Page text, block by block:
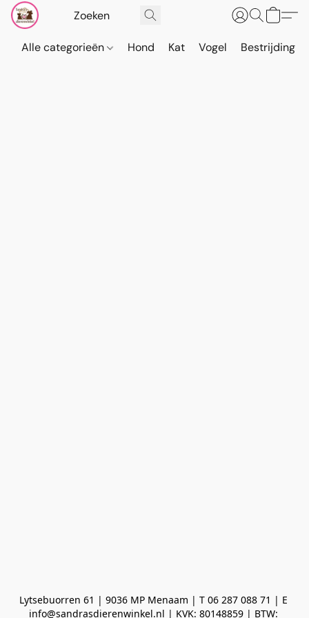
Alle categorieën Hond Kat Vogel Bestrijding
Lytsebuorren 61 | 9036 MP Menaam | T 06 287 088 71 | E
info@sandrasdierenwinkel.nl | KVK: 80148859 | BTW: